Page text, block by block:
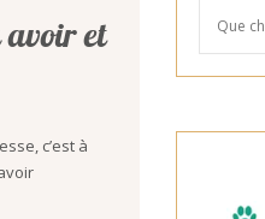
avoir et
c’est à